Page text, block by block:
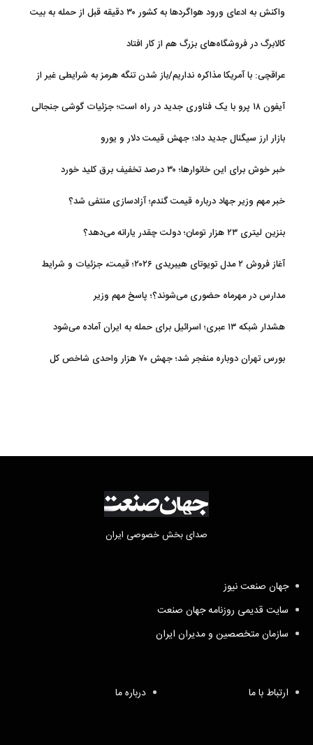
واکنش به ادعای ورود هواگردها به کشور ۳۰ دقیقه قبل از حمله به بیت
کالابرگ در فروشگاه‌های بزرگ هم از کار افتاد
عراقچی: با آمریکا مذاکره نداریم/باز شدن تنگه هرمز به شرایطی غیر از
آیفون ۱۸ پرو با یک فناوری جدید در راه است؛ جزئیات گوشی جنجالی
بازار ارز سیگنال جدید داد؛ جهش قیمت دلار و یورو
خبر خوش برای این خانوارها؛ ۳۰ درصد تخفیف برق کلید خورد
خبر مهم وزیر جهاد درباره قیمت گندم؛ آزادسازی منتفی شد؟
بنزین لیتری ۲۳ هزار تومان؛ دولت چقدر یارانه می‌دهد؟
آغاز فروش ۲ مدل تویوتای هیبریدی ۲۰۲۶؛ قیمت، جزئیات و شرایط
مدارس در مهرماه حضوری می‌شوند؟؛ پاسخ مهم وزیر
هشدار شبکه ۱۳ عبری؛ اسرائیل برای حمله به ایران آماده می‌شود
بورس تهران دوباره منفجر شد؛ جهش ۷۰ هزار واحدی شاخص کل
صدای بخش خصوصی ایران
جهان صنعت نیوز
سایت قدیمی روزنامه جهان صنعت
سازمان متخصصین و مدیران ایران
ارتباط با ما درباره ما